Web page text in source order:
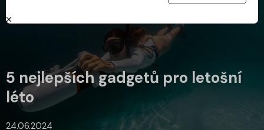
5 nejlepších gadgetů pro letošní
léto
24.06.2024